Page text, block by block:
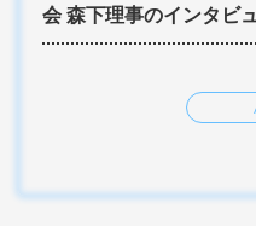
会 森下理事のインタビ